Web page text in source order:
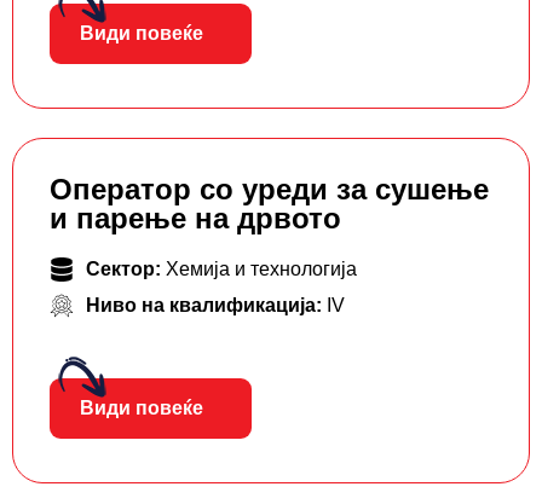
Види повеќе
Оператор со уреди за сушење
и парење на дрвото
Сектор: Хемија и технологија
Ниво на квалификација: IV
Види повеќе